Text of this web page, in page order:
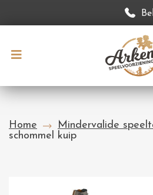
Home Mindervalide
schommel kuip